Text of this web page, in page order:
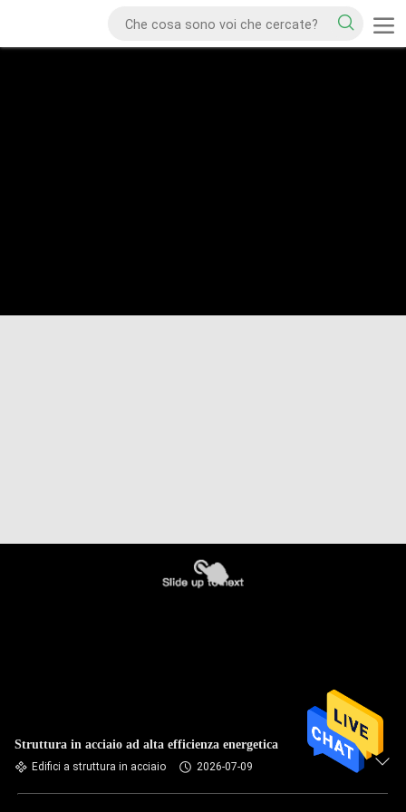
Struttura in acciaio ad alta efficienza energetica
Edifici a struttura in acciaio 2026-07-09